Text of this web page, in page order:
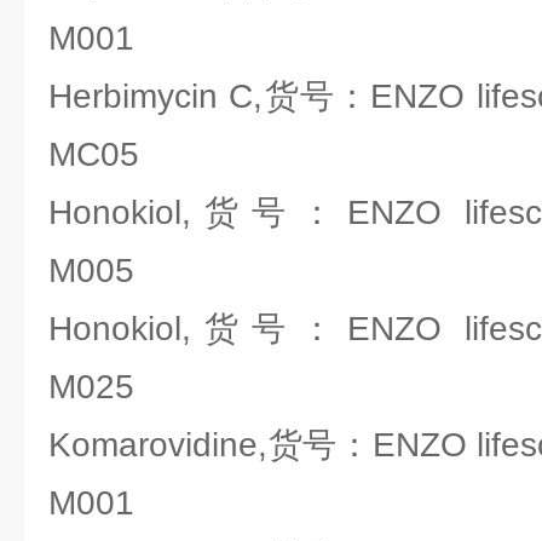
M001
Herbimycin C,货号：ENZO
MC05
Honokiol,货号：ENZO
M005
Honokiol,货号：ENZO
M025
Komarovidine,货号：ENZO
M001